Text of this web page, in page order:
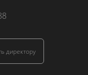
директору